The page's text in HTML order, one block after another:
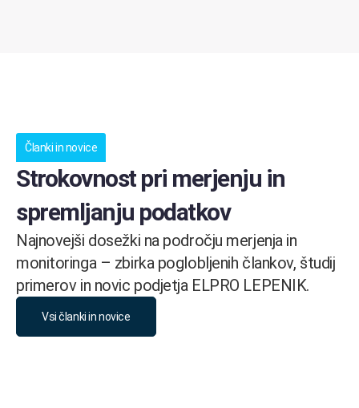
Članki in novice
Strokovnost pri merjenju in
spremljanju podatkov
Najnovejši dosežki na področju merjenja in
monitoringa – zbirka poglobljenih člankov, študij
primerov in novic podjetja ELPRO LEPENIK.
Vsi članki in novice